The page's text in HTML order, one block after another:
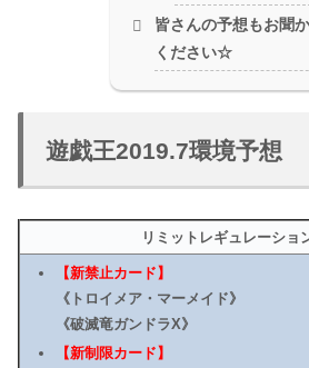
皆さんの予想もお聞
ください☆
遊戯王2019.7環境予想
リミットレギュレーショ
【新禁止カード】
《トロイメア・マーメイド》
《破滅竜ガンドラX》
【新制限カード】